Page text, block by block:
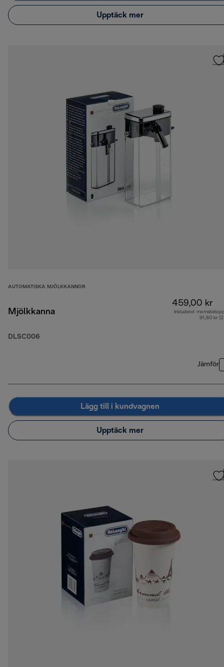
Upptäck mer
AUTOMATISKA MJÖLKKANNOR
Mjölkkanna
DLSC006
459,00 kr
Inkluderat
91,80 kr
Jämför
Lägg till i kundvagnen
Upptäck mer